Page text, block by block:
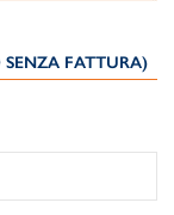
FATTURA)